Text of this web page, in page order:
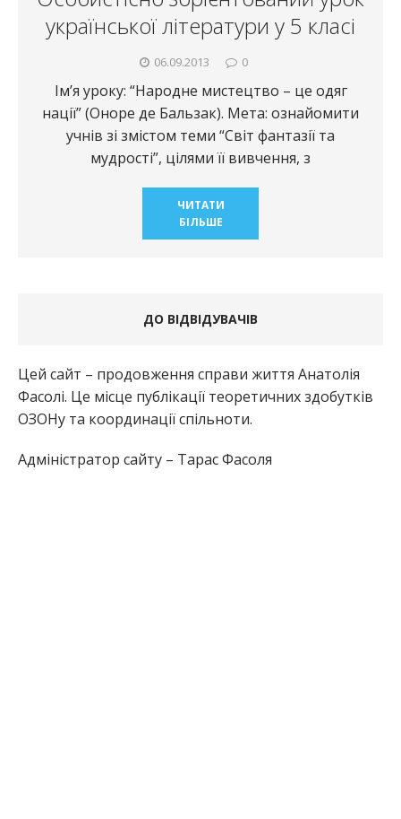
української літератури у 5 класі
06.09.2013 0
Ім’я уроку: “Народне мистецтво – це одяг
нації” (Оноре де Бальзак). Мета: ознайомити
учнів зі змістом теми “Світ фантазії та
мудрості”, цілями її вивчення, з
ЧИТАТИ
БІЛЬШЕ
ДО ВІДВІДУВАЧІВ
Цей сайт – продовження справи життя Анатолія
Фасолі. Це місце публікації теоретичних здобутків
ОЗОНу та координації спільноти.
Адміністратор сайту – Тарас Фасоля